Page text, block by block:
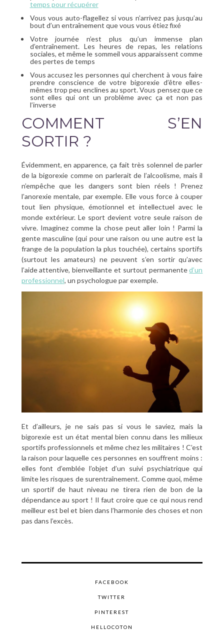
temps pour récupérer
Vous vous auto-flagellez si vous n’arrivez pas jusqu’au
bout d’un entraînement que vous vous étiez fixé
Votre journée n’est plus qu’un immense plan
d’entraînement. Les heures de repas, les relations
sociales, et même le sommeil vous apparaissent comme
des pertes de temps
Vous accusez les personnes qui cherchent à vous faire
prendre conscience de votre bigorexie d’être elles-
mêmes trop peu enclines au sport. Vous pensez que ce
sont elles qui ont un problème avec ça et non pas
l’inverse
COMMENT S’EN
SORTIR ?
Évidemment, en apparence, ça fait très solennel de parler
de la bigorexie comme on parlerait de l’alcoolisme, mais il
n’empêche que les dangers sont bien réels ! Prenez
l’anorexie mentale, par exemple. Elle vous force à couper
tout lien physique, émotionnel et intellectuel avec le
monde extérieur. Le sport devient votre seule raison de
vivre. Imaginez comme la chose peut aller loin ! Parmi la
gente masculine (qui pour une raison ou une autre est la
frange de la population la plus touchée), certains sportifs
(surtout les amateurs) ne peuvent s’en sortir qu’avec
l’aide attentive, bienveillante et surtout permanented’un
professionnel, un psychologue par exemple.
Et d’ailleurs, je ne sais pas si vous le saviez, mais la
bigorexie est un état mental bien connu dans les milieux
sportifs professionnels et même chez les militaires ! C’est
la raison pour laquelle ces personnes en souffrent moins :
elles font d’emblée l’objet d’un suivi psychiatrique qui
limite les risques de surentraînement. Comme quoi, même
un sportif de haut niveau ne tirera rien de bon de la
dépendance au sport ! Il faut croire que ce qui nous rend
meilleur est bel et bien dans l’harmonie des choses et non
pas dans l’excès.
FACEBOOK
TWITTER
PINTEREST
HELLOCOTON